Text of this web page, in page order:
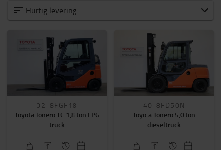
Alle brugte truck
Elektriske palleløftere
Diesel- og gastrucks
Palleløftere
Plukketruck
Reach trucks
Smalgangstruck
Stablere
Trækkere
Løftehøjde (mm)
Hurtig levering
02-8FGF18
Toyota Tonero TC 1,8 ton LPG
truck
40-8FD50N
Toyota Tonero 5,0 ton
dieseltruck